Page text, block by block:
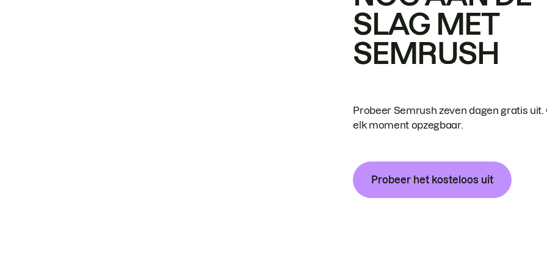
SLAG MET
SEMRUSH
Probeer Semrush zeven dagen gratis uit.
elk moment opzegbaar.
Probeer het kosteloos uit